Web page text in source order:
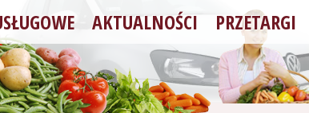
AKTUALNOŚCI PRZETARGI